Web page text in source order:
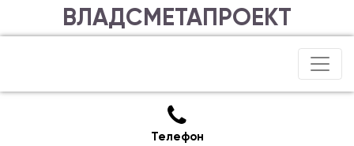
ВЛАДСМЕТАПРОЕКТ
Телефон